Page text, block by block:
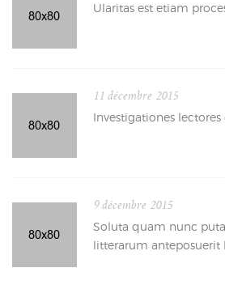
Ularitas est etiam
11 décembre 2015
Investigationes
9 décembre 2015
Soluta quam nunc
litterarum anteposuerit